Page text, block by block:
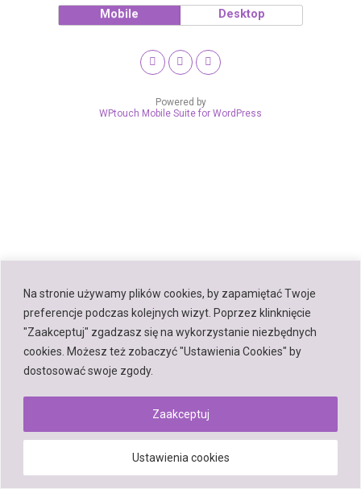
Na stronie używamy plików cookies, by zapamiętać Twoje
preferencje podczas kolejnych wizyt. Poprzez klinknięcie
"Zaakceptuj" zgadzasz się na wykorzystanie niezbędnych
cookies. Możesz też zobaczyć "Ustawienia Cookies" by
dostosować swoje zgody.
Ustawienia cookies
Zaakceptuj
Mobile Desktop
Powered by
WPtouch Mobile Suite for WordPress